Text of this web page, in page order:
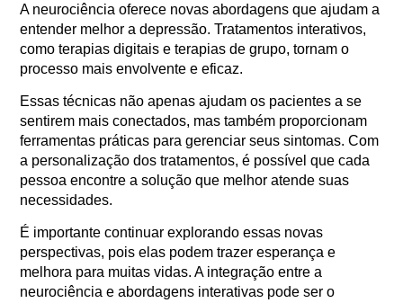
A neurociência oferece novas abordagens que ajudam a
entender melhor a depressão. Tratamentos interativos,
como terapias digitais e terapias de grupo, tornam o
processo mais envolvente e eficaz.
Essas técnicas não apenas ajudam os pacientes a se
sentirem mais conectados, mas também proporcionam
ferramentas práticas para gerenciar seus sintomas. Com
a personalização dos tratamentos, é possível que cada
pessoa encontre a solução que melhor atende suas
necessidades.
É importante continuar explorando essas novas
perspectivas, pois elas podem trazer esperança e
melhora para muitas vidas. A integração entre a
neurociência e abordagens interativas pode ser o